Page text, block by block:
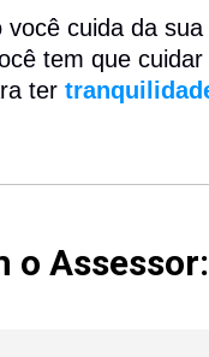
você cuida da
tem que
ter
o Assessor: